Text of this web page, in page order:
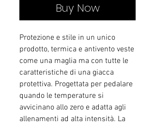
Buy Now
Protezione e stile in un unico
prodotto, termica e antivento veste
come una maglia ma con tutte le
caratteristiche di una giacca
protettiva. Progettata per pedalare
quando le temperature si
avvicinano allo zero e adatta agli
allenamenti ad alta intensità. La